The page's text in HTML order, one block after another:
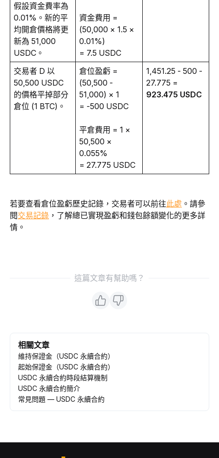
假設資金費率為
0.01%。新的平
均開倉價格將更
新為 51,000
USDC。
資金費用 =
(50,000 × 1.5 ×
0.01%)
= 7.5 USDC
交易者 D 以
50,500 USDC
的價格平掉部分
倉位 (1 BTC)。
倉位盈虧 =
(50,500 -
51,000) × 1
= -500 USDC
平倉費用 = 1 ×
50,500 ×
0.055%
= 27.775 USDC
1,451.25 - 500 -
923.475 USDC
若要查看倉位盈虧歷史記錄，交易者可以前往此處 。請參
閱交易記錄 ，了解總已實現盈虧和錢包餘額變化的更多詳
情。
這篇文章有幫助嗎？
相關文章
維持保證金（USDC 永續合約）
起始保證金（USDC 永續合約）
USDC 永續合約時段結算機制
USDC 永續合約簡介
常見問題 — USDC 永續合約